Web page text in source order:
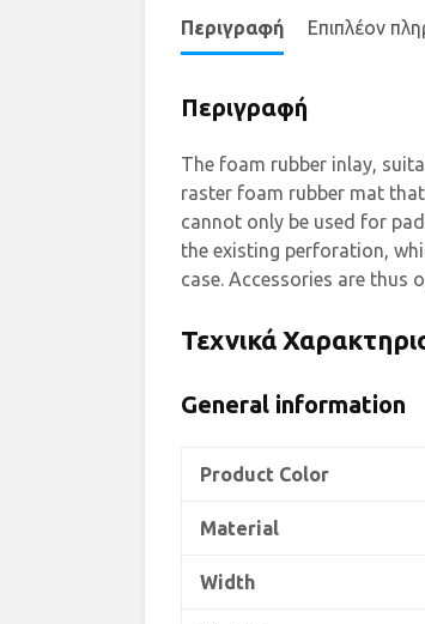
Περιγραφή Επιπλέον
Περιγραφή
The foam rubber inlay,
raster foam rubber mat
cannot only be used for
the existing perforation,
case. Accessories are
Τεχνικά
General information
Product Color
Material
Width